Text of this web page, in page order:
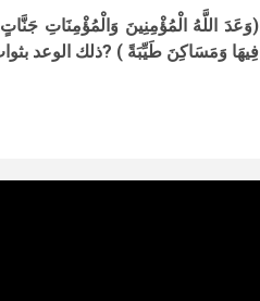
(وَعَدَ اللَّهُ الْمُؤْمِنِينَ وَالْمُؤْمِنَاتِ
فِيهَا وَمَسَاكِنَ طَيِّبَةً ) ?ذلك الوعد